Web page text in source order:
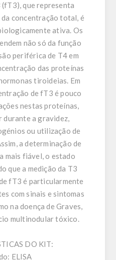
que representa
da concentração total, é
ativa. Os
não só da função
periférica de T4 em
das proteínas
tiroideias. Em
de fT3 é pouco
nestas proteínas,
durante a gravidez,
ou utilização de
a determinação de
mais fiável, o estado
que a medição da T3
fT3 é particularmente
com sinais e sintomas
na doença de Graves,
multinodular tóxico.
DO KIT:
ELISA